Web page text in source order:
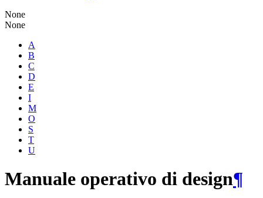
None
None
A
B
C
D
E
I
M
O
S
T
U
Manuale operativo di design¶